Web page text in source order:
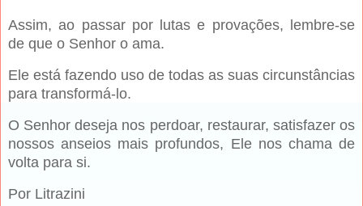
Assim, ao passar por lutas e provações, lembre-se
de que o Senhor o ama.
Ele está fazendo uso de todas as suas circunstâncias
para transformá-lo.
O Senhor deseja nos perdoar, restaurar, satisfazer os
nossos anseios mais profundos, Ele nos chama de
volta para si.
Por Litrazini